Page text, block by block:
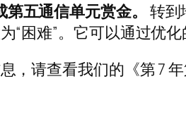
第五通信单元赏金。
转到
“困难”。它可以通过优
，请查看我们的《第 7